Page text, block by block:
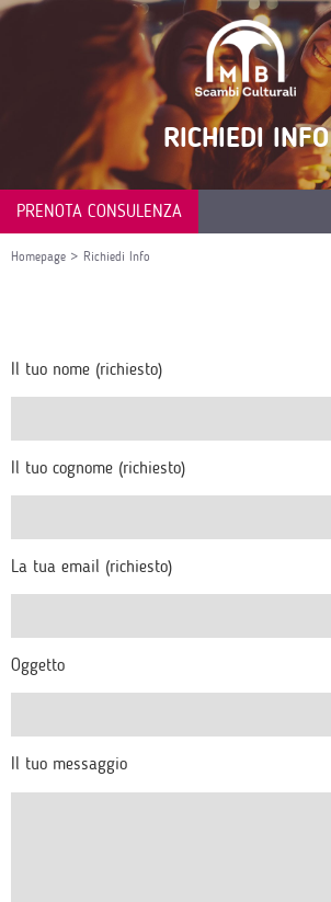
RICHIEDI INFO
PRENOTA CONSULENZA
Homepage > Richiedi Info
Il tuo nome (richiesto)
Il tuo cognome (richiesto)
La tua email (richiesto)
Oggetto
Il tuo messaggio